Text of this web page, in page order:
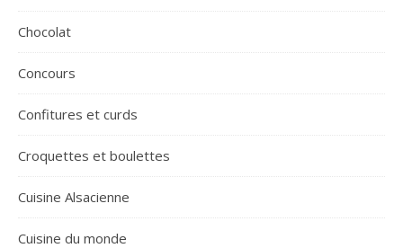
Chocolat
Concours
Confitures et curds
Croquettes et boulettes
Cuisine Alsacienne
Cuisine du monde